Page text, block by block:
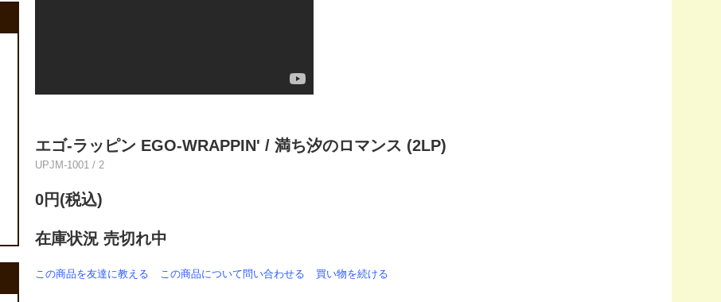
エゴ-ラッピン EGO-WRAPPIN' / 満ち汐のロマンス (2LP)
UPJM-1001 / 2
0円(税込)
在庫状況 売切れ中
この商品を友達に教える この商品について問い合わせる 買い物を続ける